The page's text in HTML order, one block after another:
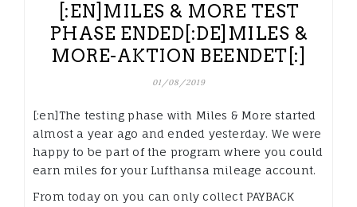
[:EN]MILES & MORE TEST
PHASE ENDED[:DE]MILES &
MORE-AKTION BEENDET[:]
01/08/2019
[:en]The testing phase with Miles & More started
almost a year ago and ended yesterday. We were
happy to be part of the program where you could
earn miles for your Lufthansa mileage account.
From today on you can only collect PAYBACK